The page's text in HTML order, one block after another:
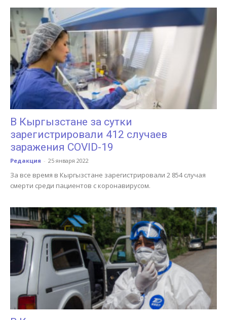
В Кыргызстане за сутки
зарегистрировали 412 случаев
заражения COVID-19
Редакция - 25 января 2022
За все время в Кыргызстане зарегистрировали 2 854 случая
смерти среди пациентов с коронавирусом.